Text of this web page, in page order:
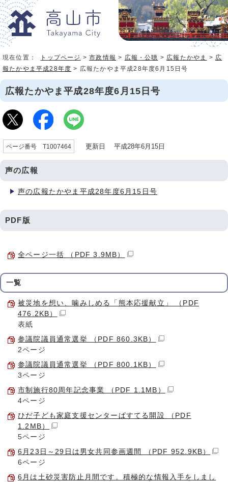
現在位置： トップページ >市政情報 > 広報・公聴 > 広報たかやま > 広
報たかやま平成28年度 > 広報たかやま平成28年度6月15日号
広報たかやま平成28年度6月15日号
ページ番号 T1007464 更新日 平成28年6月15日
声の広報
声の広報たかやま平成28年度6月15日号
PDF版
全ページ一括 （PDF 3.9MB）
一覧
被災地を想い、噛みしめる「熊本応援献立」 （PDF
476.2KB）
表紙
参議院議員通常選挙 （PDF 860.3KB）
2ページ
参議院議員通常選挙 （PDF 800.1KB）
3ページ
市制施行80周年記念事業 （PDF 1.1MB）
4ページ
ひだ子ども家庭支援センターぱすてる開設 （PDF
1.2MB）
5ページ
6月23日～29日は男女共同参画週間 （PDF 952.9KB）
6ページ
6月は土砂災害防止月間です。積極的な情報入手をしまし